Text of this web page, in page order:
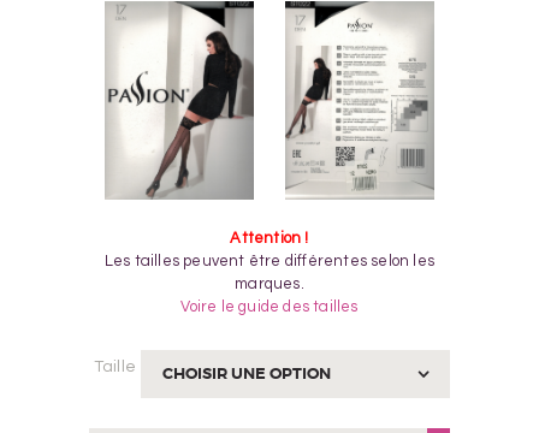
Attention !
Les tailles peuvent être différentes selon les
marques.
Voire le guide des tailles
Taille